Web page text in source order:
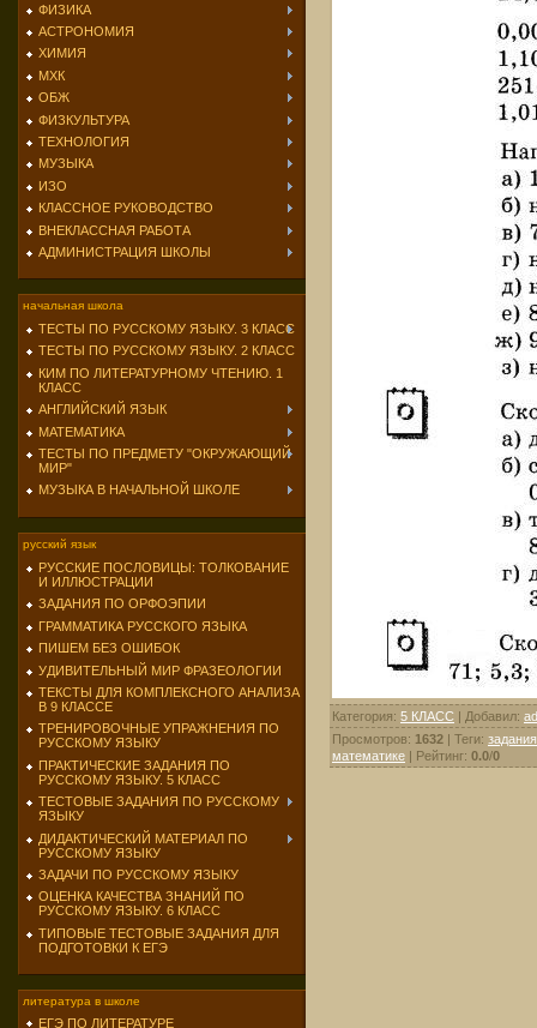
ФИЗИКА
АСТРОНОМИЯ
ХИМИЯ
МХК
ОБЖ
ФИЗКУЛЬТУРА
ТЕХНОЛОГИЯ
МУЗЫКА
ИЗО
КЛАССНОЕ РУКОВОДСТВО
ВНЕКЛАССНАЯ РАБОТА
АДМИНИСТРАЦИЯ ШКОЛЫ
начальная школа
ТЕСТЫ ПО РУССКОМУ ЯЗЫКУ. 3 КЛАСС
ТЕСТЫ ПО РУССКОМУ ЯЗЫКУ. 2 КЛАСС
КИМ ПО ЛИТЕРАТУРНОМУ ЧТЕНИЮ. 1
КЛАСС
АНГЛИЙСКИЙ ЯЗЫК
МАТЕМАТИКА
ТЕСТЫ ПО ПРЕДМЕТУ "ОКРУЖАЮЩИЙ
МИР"
МУЗЫКА В НАЧАЛЬНОЙ ШКОЛЕ
русский язык
РУССКИЕ ПОСЛОВИЦЫ: ТОЛКОВАНИЕ
И ИЛЛЮСТРАЦИИ
ЗАДАНИЯ ПО ОРФОЭПИИ
ГРАММАТИКА РУССКОГО ЯЗЫКА
ПИШЕМ БЕЗ ОШИБОК
УДИВИТЕЛЬНЫЙ МИР ФРАЗЕОЛОГИИ
ТЕКСТЫ ДЛЯ КОМПЛЕКСНОГО АНАЛИЗА
В 9 КЛАССЕ
ТРЕНИРОВОЧНЫЕ УПРАЖНЕНИЯ ПО
РУССКОМУ ЯЗЫКУ
ПРАКТИЧЕСКИЕ ЗАДАНИЯ ПО
РУССКОМУ ЯЗЫКУ. 5 КЛАСС
ТЕСТОВЫЕ ЗАДАНИЯ ПО РУССКОМУ
ЯЗЫКУ
ДИДАКТИЧЕСКИЙ МАТЕРИАЛ ПО
РУССКОМУ ЯЗЫКУ
ЗАДАЧИ ПО РУССКОМУ ЯЗЫКУ
ОЦЕНКА КАЧЕСТВА ЗНАНИЙ ПО
РУССКОМУ ЯЗЫКУ. 6 КЛАСС
ТИПОВЫЕ ТЕСТОВЫЕ ЗАДАНИЯ ДЛЯ
ПОДГОТОВКИ К ЕГЭ
литература в школе
ЕГЭ ПО ЛИТЕРАТУРЕ
Категория: 5 КЛАСС | Добавил:
Просмотров: 1632 | Теги:
математике | Рейтинг: 0.0/0